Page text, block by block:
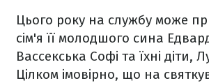
Цього року на службу може
сім'я її молодшого сина
Вассекська Софі та їхні діти,
Цілком імовірно, що на